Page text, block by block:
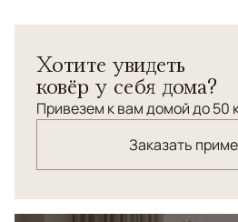
из ворсовых и безворсовых
100%ой шерсти высшей
Хотите увидеть
ковёр у себя дома?
Привезем к вам домой до 50
Заказать